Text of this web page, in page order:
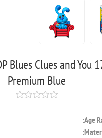
Blues Clues and You
Premium Blue
Age